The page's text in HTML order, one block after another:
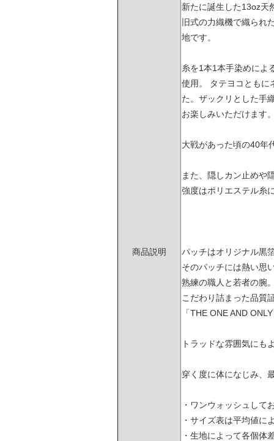
商品説明
新たに誕生した13oz天
旧式の力織機で織られ
地です。
糸を1本1本手染めによ
使用。 タテヨコともに
た。ザックリとした手
お楽しみいただけます
大戦があった頃の40年
また、隠しカン止めや
強度はポリエステル糸
パッチはオリジナル黒
そのパッチには熱い思
熟練の職人と若者の腕
こだわり詰まった品質
「THE ONE AND
トラッドな雰囲気にも
穿く度に体になじみ、
・ワンウォッシュして
・サイズ表は平均値に
・生地によって各個体